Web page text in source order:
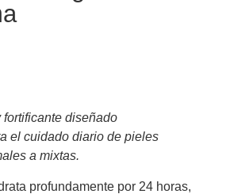
diseñado
el cuidado diario de pieles
a mixtas.
profundamente por 24 horas,